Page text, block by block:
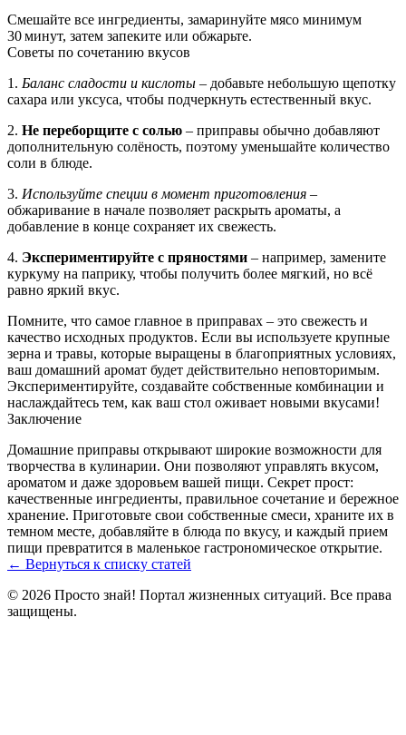
Смешайте все ингредиенты, замаринуйте мясо минимум
30 минут, затем запеките или обжарьте.
Советы по сочетанию вкусов
1. Баланс сладости и кислоты – добавьте небольшую щепотку
сахара или уксуса, чтобы подчеркнуть естественный вкус.
2. Не переборщите с солью – приправы обычно добавляют
дополнительную солёность, поэтому уменьшайте количество
соли в блюде.
3. Используйте специи в момент приготовления –
обжаривание в начале позволяет раскрыть ароматы, а
добавление в конце сохраняет их свежесть.
4. Экспериментируйте с пряностями – например, замените
куркуму на паприку, чтобы получить более мягкий, но всё
равно яркий вкус.
Помните, что самое главное в приправах – это свежесть и
качество исходных продуктов. Если вы используете крупные
зерна и травы, которые выращены в благоприятных условиях,
ваш домашний аромат будет действительно неповторимым.
Экспериментируйте, создавайте собственные комбинации и
наслаждайтесь тем, как ваш стол оживает новыми вкусами!
Заключение
Домашние приправы открывают широкие возможности для
творчества в кулинарии. Они позволяют управлять вкусом,
ароматом и даже здоровьем вашей пищи. Секрет прост:
качественные ингредиенты, правильное сочетание и бережное
хранение. Приготовьте свои собственные смеси, храните их в
темном месте, добавляйте в блюда по вкусу, и каждый прием
пищи превратится в маленькое гастрономическое открытие.
← Вернуться к списку статей
© 2026 Просто знай! Портал жизненных ситуаций. Все права
защищены.